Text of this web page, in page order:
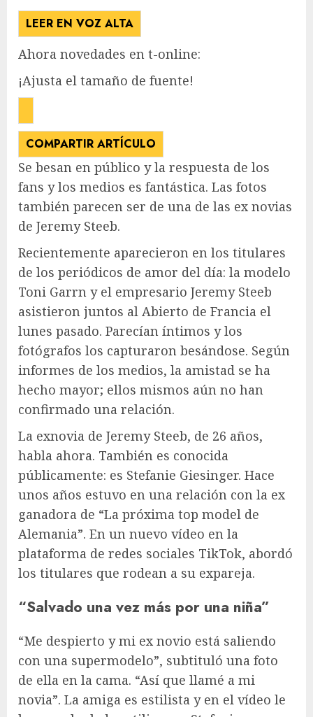
LEER EN VOZ ALTA
Ahora novedades en t-online:
¡Ajusta el tamaño de fuente!
COMPARTIR ARTÍCULO
Se besan en público y la respuesta de los
fans y los medios es fantástica. Las fotos
también parecen ser de una de las ex novias
de Jeremy Steeb.
Recientemente aparecieron en los titulares
de los periódicos de amor del día: la modelo
Toni Garrn y el empresario Jeremy Steeb
asistieron juntos al Abierto de Francia el
lunes pasado. Parecían íntimos y los
fotógrafos los capturaron besándose. Según
informes de los medios, la amistad se ha
hecho mayor; ellos mismos aún no han
confirmado una relación.
La exnovia de Jeremy Steeb, de 26 años,
habla ahora. También es conocida
públicamente: es Stefanie Giesinger. Hace
unos años estuvo en una relación con la ex
ganadora de “La próxima top model de
Alemania”. En un nuevo vídeo en la
plataforma de redes sociales TikTok, abordó
los titulares que rodean a su expareja.
“Salvado una vez más por una niña”
“Me despierto y mi ex novio está saliendo
con una supermodelo”, subtituló una foto
de ella en la cama. “Así que llamé a mi
novia”. La amiga es estilista y en el vídeo le